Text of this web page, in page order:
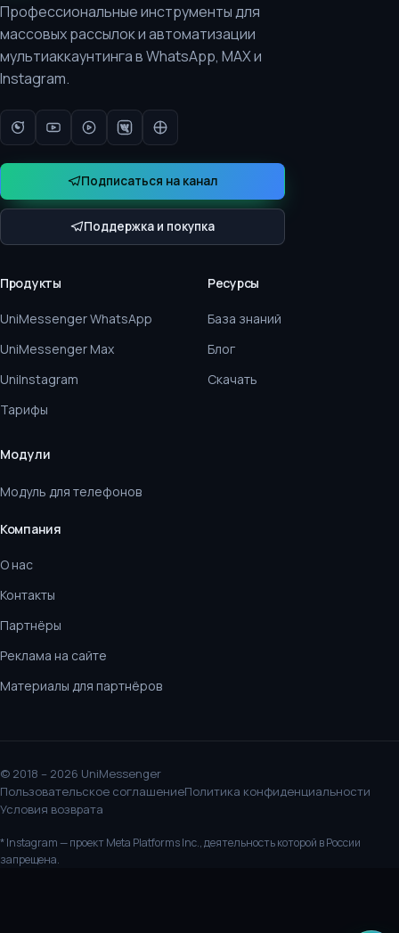
Профессиональные инструменты для
массовых рассылок и автоматизации
мультиаккаунтинга в WhatsApp, MAX и
Instagram.
Подписаться на канал
Поддержка и покупка
Продукты
UniMessenger WhatsApp
UniMessenger Max
UniInstagram
Тарифы
Модули
Модуль для телефонов
Ресурсы
База знаний
Блог
Скачать
Компания
О нас
Контакты
Партнёры
Реклама на сайте
Материалы для партнёров
© 2018 – 2026 UniMessenger
Пользовательское соглашениеПолитика конфиденциальности
Условия возврата
* Instagram — проект Meta Platforms Inc., деятельность которой в России
запрещена.